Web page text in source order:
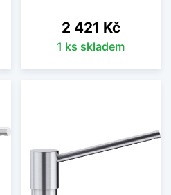
Cena
2 421 Kč
1 ks skladem